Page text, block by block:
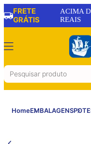
FRETE
GRÁTIS
ACIMA
REAIS
HomeEMBALAGENS